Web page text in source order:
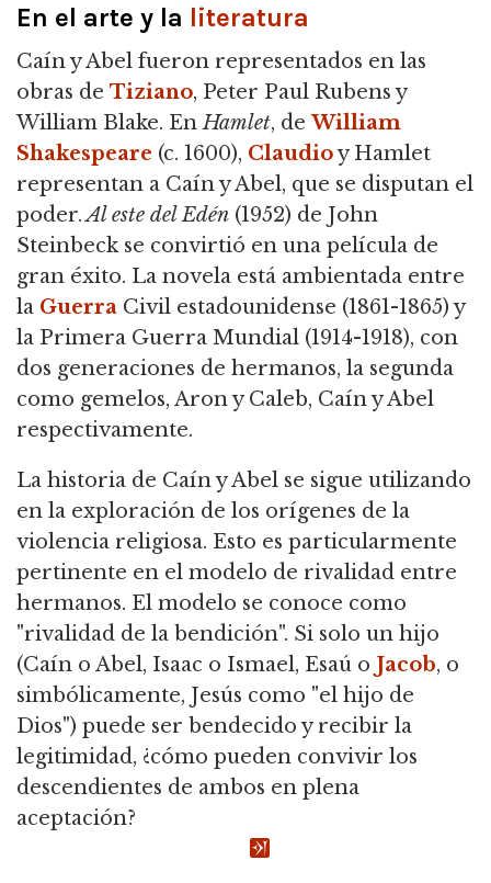
En el arte y la literatura
Caín y Abel fueron representados en las
obras de Tiziano, Peter Paul Rubens y
William Blake. EnHamlet, deWilliam
Shakespeare (c. 1600), Claudioy Hamlet
representan a Caín y Abel, que se disputan el
poder.Al este del Edén (1952) de John
Steinbeck se convirtió en una película de
gran éxito. La novela está ambientada entre
la Guerra Civil estadounidense (1861-1865) y
la Primera Guerra Mundial (1914-1918), con
dos generaciones de hermanos, la segunda
como gemelos, Aron y Caleb, Caín y Abel
respectivamente.
La historia de Caín y Abel se sigue utilizando
en la exploración de los orígenes de la
violencia religiosa. Esto es particularmente
pertinente en el modelo de rivalidad entre
hermanos. El modelo se conoce como
"rivalidad de la bendición". Si solo un hijo
(Caín o Abel, Isaac o Ismael, Esaú o Jacob, o
simbólicamente, Jesús como "el hijo de
Dios") puede ser bendecido y recibir la
legitimidad, ¿cómo pueden convivir los
descendientes de ambos en plena
aceptación?